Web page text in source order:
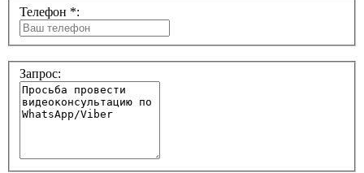
Телефон *:
Запрос: